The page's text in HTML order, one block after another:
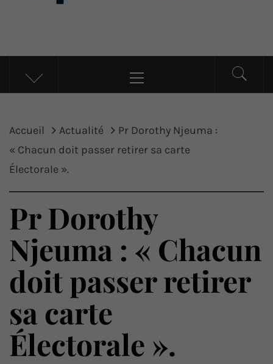
UP ACTU
L’actualité d’ici et d’ailleurs
principal
Accueil Actualité
Pr Dorothy Njeuma :
« Chacun doit passer retirer sa carte
Électorale ».
Pr Dorothy
Njeuma : « Chacun
doit passer retirer
sa carte
Électorale ».